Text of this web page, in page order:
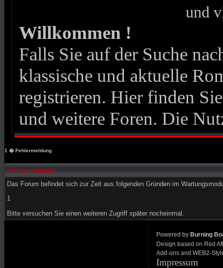
und
Willkommen !
Falls Sie auf der Suche
klassische und aktuelle
registrieren. Hier finden
und weitere Foren. Die
1 � Fehlermeldung
Fehlermeldung
Das Forum befindet sich zur Zeit aus folgenden Gründen im
1
Bitte versuchen Sie einen weiteren Zugriff später nocheinmal.
Powered by Burning
Design based on Red
Add-ons and WEB2-
Impressum